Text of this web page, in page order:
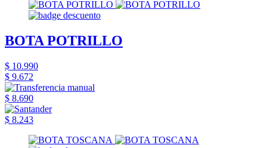
BOTA POTRILLO
$ 10.990
$ 9.672
$ 8.690
$ 8.243